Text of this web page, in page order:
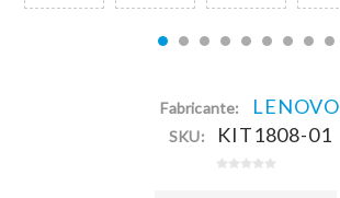
Fabricante: LENOVO
SKU: KIT1808-01